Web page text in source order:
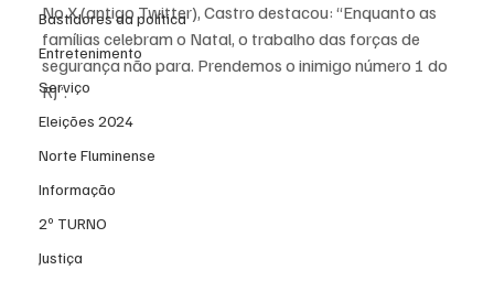
Bastidores da política
Entretenimento
Serviço
Eleições 2024
Norte Fluminense
Informação
2º TURNO
Justiça
No X (antigo Twitter), Castro destacou: “Enquanto as
famílias celebram o Natal, o trabalho das forças de
segurança não para. Prendemos o inimigo número 1 do
RJ”.